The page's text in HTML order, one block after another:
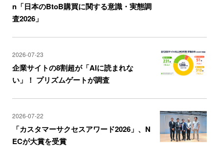
n「日本のBtoB購買に関する意識・実態調
査2026」
2026-07-23
企業サイトの8割超が「AIに読まれな
い」！ プリズムゲートが調査
2026-07-22
「カスタマーサクセスアワード2026」、N
ECが大賞を受賞